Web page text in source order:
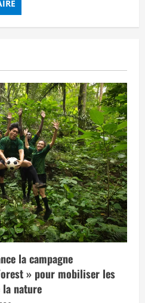
la campagne
» pour mobiliser les
nature